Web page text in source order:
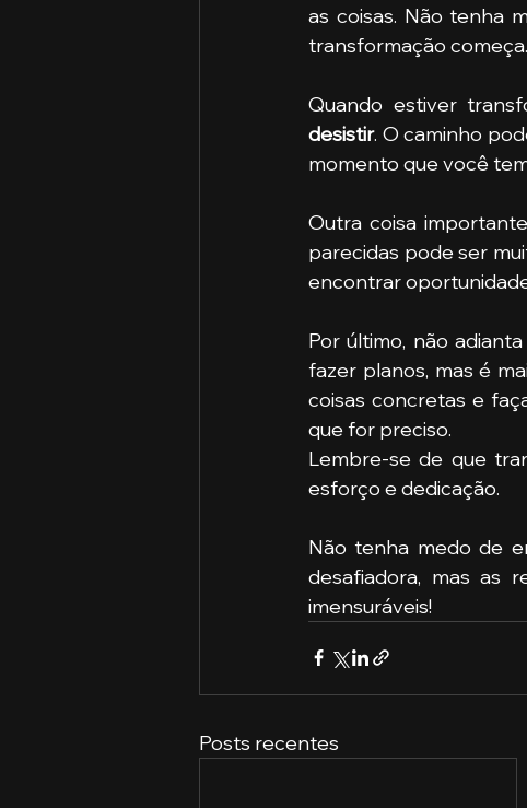
as coisas. Não tenha
transformação começa.
Quando estiver
desistir. O caminho
momento que você
Outra coisa
parecidas pode ser
encontrar
Por último, não
fazer planos, mas é
coisas concretas e
que for preciso.
Lembre-se de que
esforço e dedicação.
Não tenha medo de
desafiadora, mas as
imensuráveis!
Posts recentes